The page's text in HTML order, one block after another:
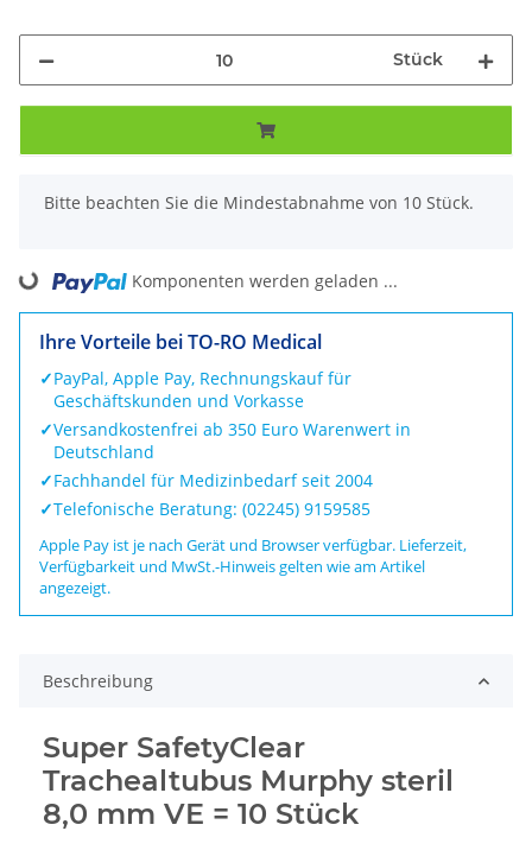
Stück
x
Bitte beachten Sie die Mindestabnahme von 10 Stück.
Loading... Komponenten werden geladen ...
Ihre Vorteile bei TO-RO Medical
✓PayPal, Apple Pay, Rechnungskauf für
Geschäftskunden und Vorkasse
✓Versandkostenfrei ab 350 Euro Warenwert in
Deutschland
✓Fachhandel für Medizinbedarf seit 2004
✓Telefonische Beratung: (02245) 9159585
Apple Pay ist je nach Gerät und Browser verfügbar. Lieferzeit,
Verfügbarkeit und MwSt.-Hinweis gelten wie am Artikel
angezeigt.
Beschreibung
Super SafetyClear
Trachealtubus Murphy steril
8,0 mm VE = 10 Stück